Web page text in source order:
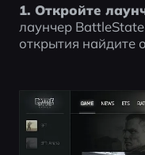
1. Откройте
лаунчер
открытия найдите